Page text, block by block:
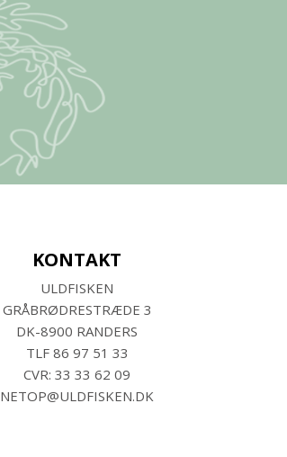
KONTAKT
ULDFISKEN
GRÅBRØDRESTRÆDE 3
DK-8900 RANDERS
TLF 86 97 51 33
CVR: 33 33 62 09
NETOP@ULDFISKEN.DK